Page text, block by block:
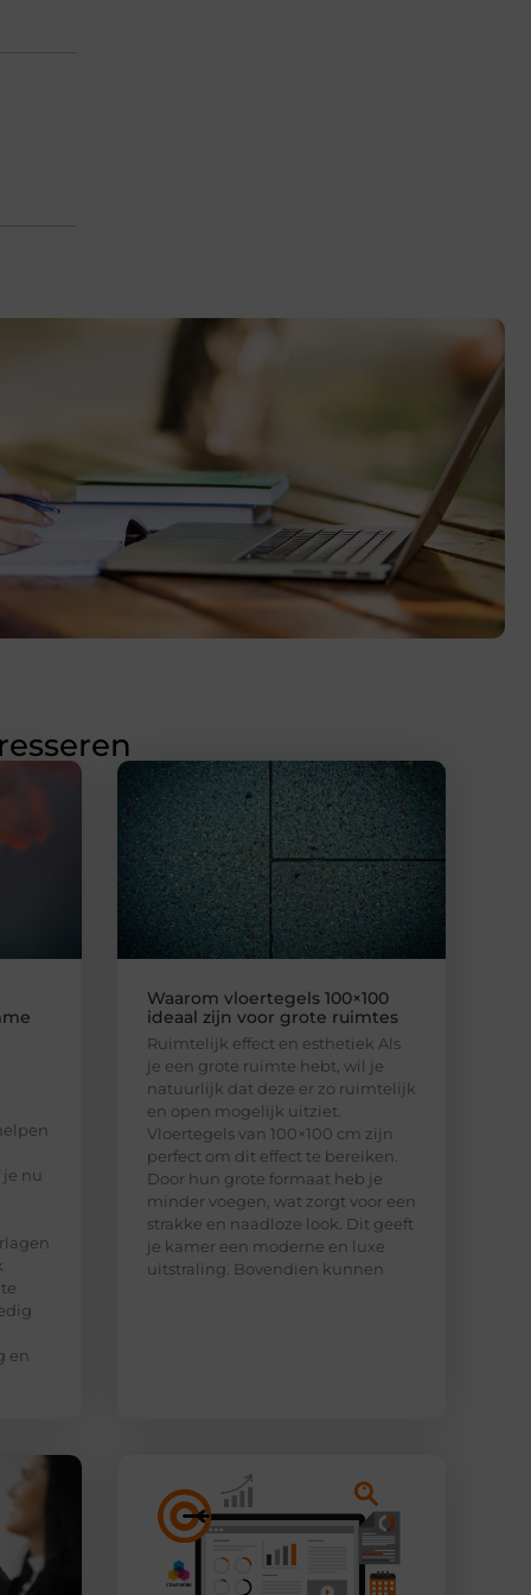
nu
en
Waarom vloertegels 100×100
ideaal zijn voor grote ruimtes
Ruimtelijk effect en esthetiek Als
je een grote ruimte hebt, wil je
natuurlijk dat deze er zo ruimtelijk
en open mogelijk uitziet.
Vloertegels van 100×100 cm zijn
perfect om dit effect te bereiken.
Door hun grote formaat heb je
minder voegen, wat zorgt voor een
strakke en naadloze look. Dit geeft
je kamer een moderne en luxe
uitstraling. Bovendien kunnen